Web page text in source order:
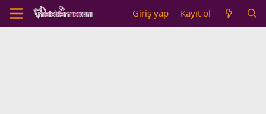
Giriş yap Kayıt ol